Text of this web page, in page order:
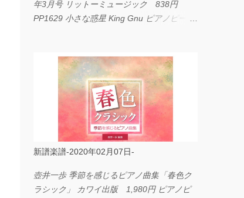
年3月号 リットーミュージック 838円
PP1629 小さな惑星 King Gnu ピアノピース
LOVE... Official髭男dism バンドピース フェ
アリー 825円
新譜楽譜-2020年02月07日-
壺井一歩 季節を感じるピアノ曲集「春色ク
ラシック」 カワイ出版 1,980円 ピアノピ